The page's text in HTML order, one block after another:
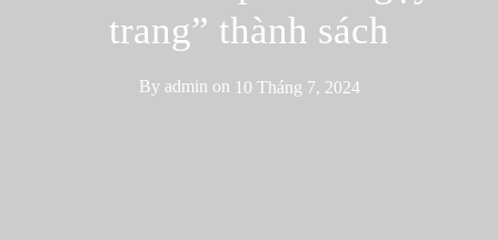
trang” thành sách
By admin on 10 Tháng 7, 2024